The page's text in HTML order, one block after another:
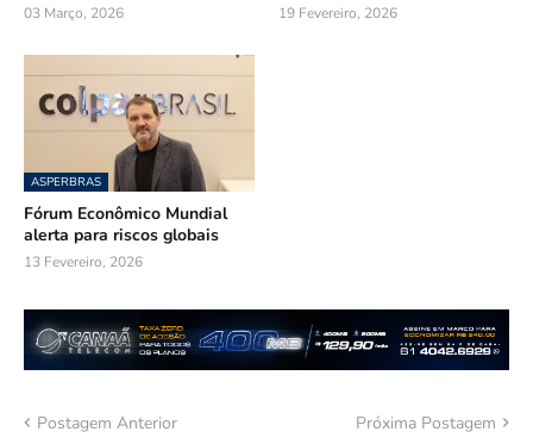
03 Março, 2026 19 Fevereiro, 2026
ASPERBRAS
Fórum Econômico Mundial
alerta para riscos globais
13 Fevereiro, 2026
Postagem Anterior Próxima Postagem